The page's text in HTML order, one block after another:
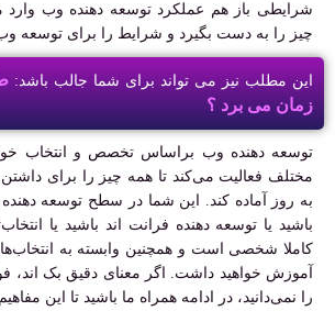
شرایطی باز هم عملکرد توسعه دهنده وب وارد
چیز را به دست بگیرد و شرایط را برای توسعه
این مطلب نیز می تواند برای شما جالب باشد:
زمان می برد ؟
توسعه دهنده وب براساس تخصص و انتخاب
مختلف فعالیت می‌کند تا همه چیز را برای
به روز آماده کند. این شما در سطح توسعه دهنده
باشید یا توسعه دهنده فرانت اند باشید یا
کاملا شخصی است و همچنین وابسته به
آموزش خواهید داشت. اگر معنای دقیق بک اند،
را نمی‌دانید، در ادامه همراه ما باشید تا این